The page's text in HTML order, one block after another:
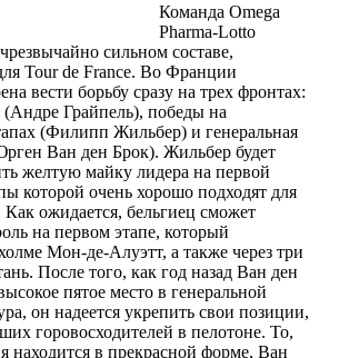
Команда Omega
Pharma-Lotto
сильном составе,
Tour de France. Во Франции
вести борьбу сразу на трех фронтах:
Грайпель), победы на
(Филипп Жильбер) и генеральная
Ван ден Брок). Жильбер будет
желтую майку лидера на первой
которой очень хорошо подходят для
Как ожидается, бельгиец сможет
на первом этапе, который
Мон-де-Алуэтт, а также через три
После того, как год назад Ван ден
пятое место в генеральной
он надеется укрепить свои позиции,
горовосходителей в пелотоне. То,
находится в прекрасной форме, Ван